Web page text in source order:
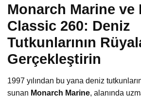
Monarch Marine ve
Classic 260: Deniz
Tutkunlarının
Gerçekleştirin
1997 yılından bu yana deniz
sunan Monarch Marine, alanında